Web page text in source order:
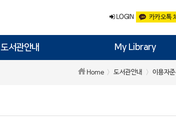
LOGIN 카카오톡
도서관안내 My Library
Home 도서관안내 이용자